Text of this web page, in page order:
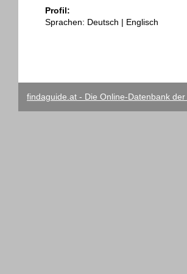
Profil:
Sprachen: Deutsch | Englisch
findaguide.at - Die Online-Datenbank